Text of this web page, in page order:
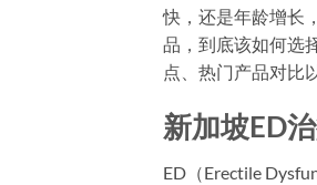
快，还是年龄增长
品，到底该如何选
点、热门产品对比
新加坡ED
ED（Erectile